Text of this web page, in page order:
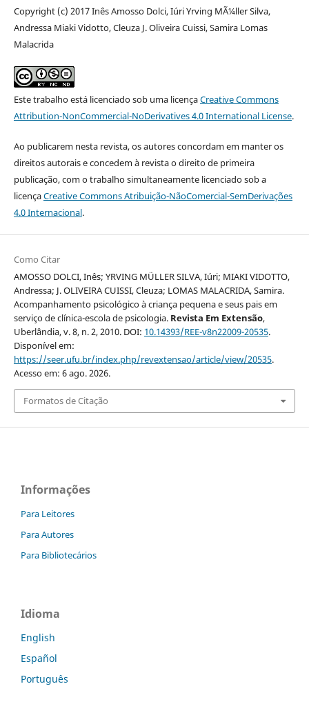
Copyright (c) 2017 Inês Amosso Dolci, Iúri Yrving MÃ¼ller Silva,
Andressa Miaki Vidotto, Cleuza J. Oliveira Cuissi, Samira Lomas
Malacrida
Este trabalho está licenciado sob uma licençaCreative Commons
Attribution-NonCommercial-NoDerivatives 4.0 International License.
Ao publicarem nesta revista, os autores concordam em manter os
direitos autorais e concedem à revista o direito de primeira
publicação, com o trabalho simultaneamente licenciado sob a
licençaCreative Commons Atribuição-NãoComercial-SemDerivações
4.0 Internacional.
Como Citar
AMOSSO DOLCI, Inês; YRVING MÜLLER SILVA, Iúri; MIAKI VIDOTTO,
Andressa; J. OLIVEIRA CUISSI, Cleuza; LOMAS MALACRIDA, Samira.
Acompanhamento psicológico à criança pequena e seus pais em
serviço de clínica-escola de psicologia. Revista Em Extensão,
Uberlândia, v. 8, n. 2, 2010. DOI: 10.14393/REE-v8n22009-20535.
Disponível em:
https://seer.ufu.br/index.php/revextensao/article/view/20535.
Acesso em: 6 ago. 2026.
Formatos de Citação
Informações
Para Leitores
Para Autores
Para Bibliotecários
Idioma
English
Español
Português